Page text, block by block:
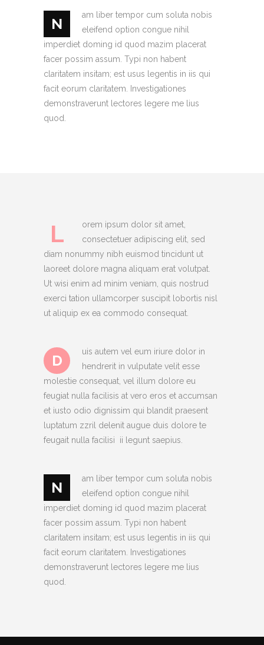
N
am liber tempor cum soluta nobis
eleifend option congue nihil
imperdiet doming id quod mazim placerat
facer possim assum. Typi non habent
claritatem insitam; est usus legentis in iis qui
facit eorum claritatem. Investigationes
demonstraverunt lectores legere me lius
quod.
L
orem ipsum dolor sit amet,
consectetuer adipiscing elit, sed
diam nonummy nibh euismod tincidunt ut
laoreet dolore magna aliquam erat volutpat.
Ut wisi enim ad minim veniam, quis nostrud
exerci tation ullamcorper suscipit lobortis nisl
ut aliquip ex ea commodo consequat.
D
uis autem vel eum iriure dolor in
hendrerit in vulputate velit esse
molestie consequat, vel illum dolore eu
feugiat nulla facilisis at vero eros et accumsan
et iusto odio dignissim qui blandit praesent
luptatum zzril delenit augue duis dolore te
feugait nulla facilisi ii legunt saepius.
N
am liber tempor cum soluta nobis
eleifend option congue nihil
imperdiet doming id quod mazim placerat
facer possim assum. Typi non habent
claritatem insitam; est usus legentis in iis qui
facit eorum claritatem. Investigationes
demonstraverunt lectores legere me lius
quod.